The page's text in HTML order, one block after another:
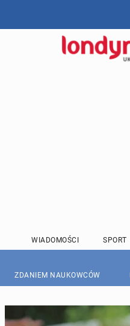
WIADOMOŚCI SPORT
ZDANIEM NAUKOWCÓW